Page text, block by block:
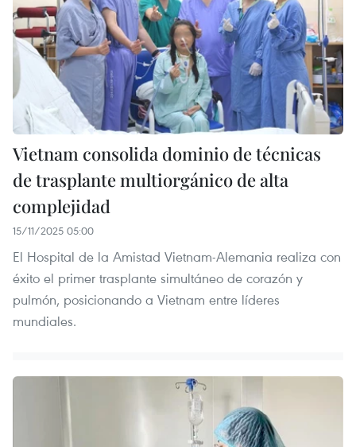
Vietnam consolida dominio de técnicas
de trasplante multiorgánico de alta
complejidad
15/11/2025 05:00
El Hospital de la Amistad Vietnam-Alemania realiza con
éxito el primer trasplante simultáneo de corazón y
pulmón, posicionando a Vietnam entre líderes
mundiales.